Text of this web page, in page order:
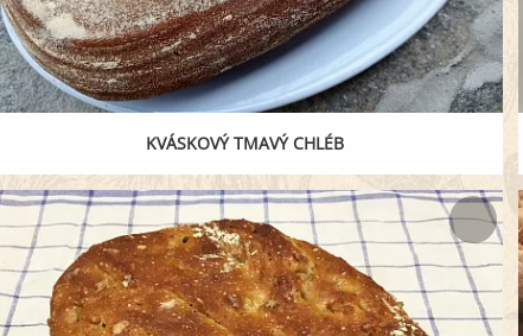
KVÁSKOVÝ TMAVÝ CHLÉB